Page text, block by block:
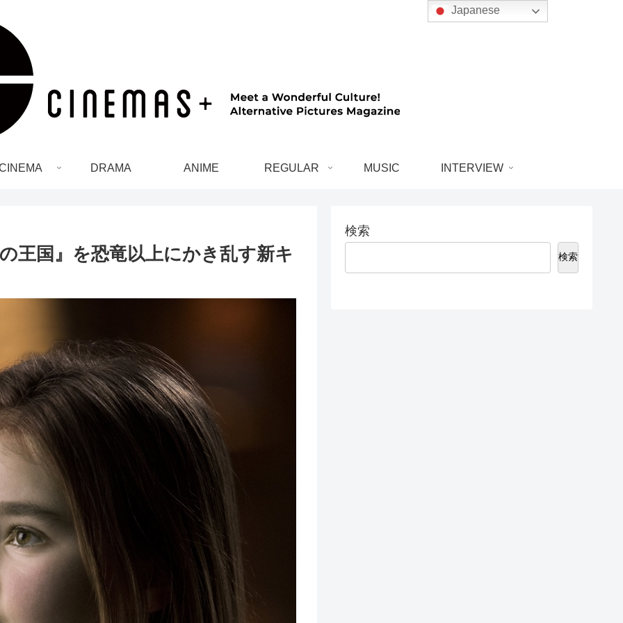
DRAMA ANIME REGULAR MUSIC INTERVIEW
王国』を恐竜以上にかき乱す新キ
検索
検索
Japanese